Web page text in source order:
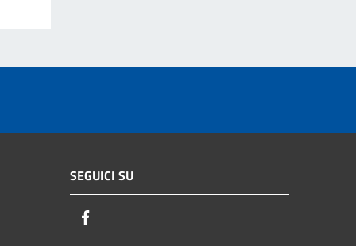
SEGUICI SU